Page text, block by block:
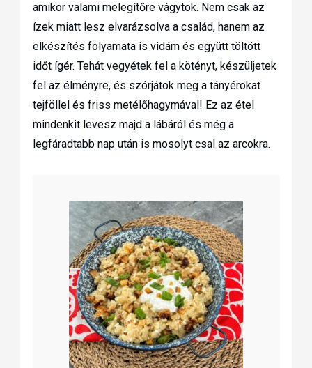
amikor valami melegítőre vágytok. Nem csak az
ízek miatt lesz elvarázsolva a család, hanem az
elkészítés folyamata is vidám és együtt töltött
időt ígér. Tehát vegyétek fel a kötényt, készüljetek
fel az élményre, és szórjátok meg a tányérokat
tejföllel és friss metélőhagymával! Ez az étel
mindenkit levesz majd a lábáról és még a
legfáradtabb nap után is mosolyt csal az arcokra.